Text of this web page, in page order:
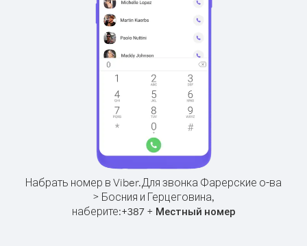
Набрать номер в Viber.Для звонка Фарерские о-ва
> Босния и Герцеговина,
наберите:+387+ Местный номер